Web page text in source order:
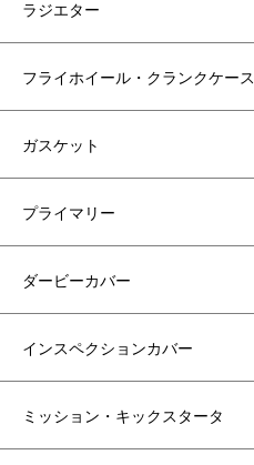
ラジエター
フライホイール・クランクケース
ガスケット
プライマリー
ダービーカバー
インスペクションカバー
ミッション・キックスタータ